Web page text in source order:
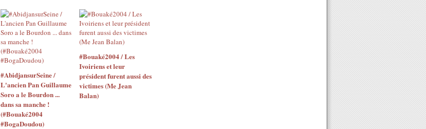
#AbidjansurSeine /
L'ancien Pan Guillaume
Soro a le Bourdon ...
dans sa manche !
(#Bouaké2004
#BogaDoudou)
#Bouaké2004 / Les
Ivoiriens et leur
président furent aussi des
victimes (Me Jean
Balan)